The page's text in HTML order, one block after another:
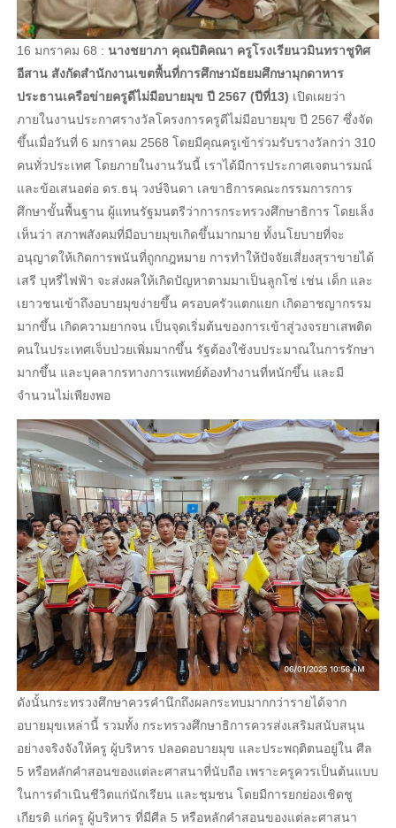
16 มกราคม 68 : นางชยาภา คุณปิติคณา ครูโรงเรียนวมินทราชูทิศ
อีสาน สังกัดสำนักงานเขตพื้นที่การศึกษามัธยมศึกษามุกดาหาร
ประธานเครือข่ายครูดีไม่มีอบายมุข ปี 2567 (ปีที่13) เปิดเผยว่า
ภายในงานประกาศรางวัลโครงการครูดีไม่มีอบายมุข ปี 2567 ซึ่งจัด
ขึ้นเมื่อวันที่ 6 มกราคม 2568 โดยมีคุณครูเข้าร่วมรับรางวัลกว่า 310
คนทั่วประเทศ โดยภายในงานวันนี้ เราได้มีการประกาศเจตนารมณ์
และข้อเสนอต่อ ดร.ธนุ วงษ์จินดา เลขาธิการคณะกรรมการการ
ศึกษาขั้นพื้นฐาน ผู้แทนรัฐมนตรีว่าการกระทรวงศึกษาธิการ โดยเล็ง
เห็นว่า สภาพสังคมที่มีอบายมุขเกิดขึ้นมากมาย ทั้งนโยบายที่จะ
อนุญาตให้เกิดการพนันที่ถูกกฎหมาย การทำให้ปัจจัยเสี่ยงสุราขายได้
เสรี บุหรี่ไฟฟ้า จะส่งผลให้เกิดปัญหาตามมาเป็นลูกโซ่ เช่น เด็ก และ
เยาวชนเข้าถึงอบายมุขง่ายขึ้น ครอบครัวแตกแยก เกิดอาชญากรรม
มากขึ้น เกิดความยากจน เป็นจุดเริ่มต้นของการเข้าสู่วงจรยาเสพติด
คนในประเทศเจ็บป่วยเพิ่มมากขึ้น รัฐต้องใช้งบประมาณในการรักษา
มากขึ้น และบุคลากรทางการแพทย์ต้องทำงานที่หนักขึ้น และมี
จำนวนไม่เพียงพอ
ดังนั้นกระทรวงศึกษาควรคำนึกถึงผลกระทบมากกว่ารายได้จาก
อบายมุขเหล่านี้ รวมทั้ง กระทรวงศึกษาธิการควรส่งเสริมสนับสนุน
อย่างจริงจังให้ครู ผู้บริหาร ปลอดอบายมุข และประพฤติตนอยู่ใน ศีล
5 หรือหลักคำสอนของแต่ละศาสนาที่นับถือ เพราะครูควรเป็นต้นแบบ
ในการดำเนินชีวิตแก่นักเรียน และชุมชน โดยมีการยกย่องเชิดชู
เกียรติ แก่ครู ผู้บริหาร ที่มีศีล 5 หรือหลักคำสอนของแต่ละศาสนา